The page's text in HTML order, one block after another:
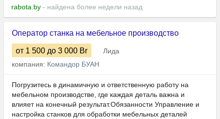
rabota.by - найдена более недели назад
Оператор станка на мебельное производство
от 1 500 до 3 000 Br
Лида
компания: Командор БУАН
Погрузитесь в динамичную и ответственную работу на
мебельном производстве, где каждая деталь важна и
влияет на конечный результат.Обязанности Управление и
настройка станков для обработки мебельных деталей